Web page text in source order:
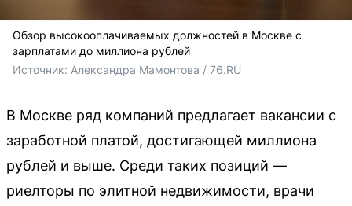
Обзор высокооплачиваемых должностей в Москве с
зарплатами до миллиона рублей
Источник: Александра Мамонтова / 76.RU
В Москве ряд компаний предлагает вакансии с
заработной платой, достигающей миллиона
рублей и выше. Среди таких позиций —
риелторы по элитной недвижимости, врачи